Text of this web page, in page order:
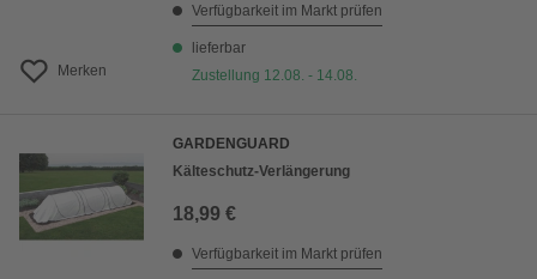
Merken
Verfügbarkeit im Markt prüfen
lieferbar
Zustellung 12.08. - 14.08.
GARDENGUARD
Kälteschutz-Verlängerung
18,99 €
Verfügbarkeit im Markt prüfen